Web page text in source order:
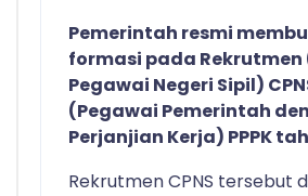
Pemerintah resmi
formasi pada Rekrutmen
Pegawai Negeri Sipil)
(Pegawai Pemerintah
Perjanjian Kerja) PPPK
Rekrutmen CPNS tersebut